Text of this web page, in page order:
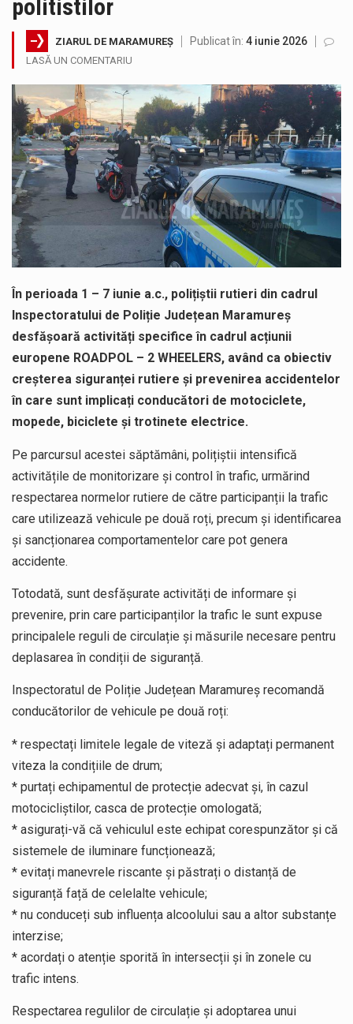
COD GALBEN. Interval de valabilitate: 07 august, ora 12.00 – 07 august, ora 23.00 / Fenomene vizate: instabilitate atmosferică, intensificări…
Proiectul de lege privind Strategia națională pentru conservarea biodiversității a fost din nou dezbătut ieri și în final adoptat de…
Pe scurt. Statuia lui PINTEA VITEAZU din fața Jandarmeriei Maramures a ajuns să fie zilele acestea mărul discordiei între administrații.…
Noile statii de călători, achizitionate la preț de garsonieră per bucată, dezamăgesc total cetățenii care folosesc mijloacele de transport în…
politistilor
ZIARUL DE MARAMUREȘ Publicat în: 4 iunie 2026
LASĂ UN COMENTARIU
În perioada 1 – 7 iunie a.c., polițiștii rutieri din cadrul
Inspectoratului de Poliție Județean Maramureș
desfășoară activități specifice în cadrul acțiunii
europene ROADPOL – 2 WHEELERS, având ca obiectiv
creșterea siguranței rutiere și prevenirea accidentelor
în care sunt implicați conducători de motociclete,
mopede, biciclete și trotinete electrice.
Pe parcursul acestei săptămâni, polițiștii intensifică
activitățile de monitorizare și control în trafic, urmărind
respectarea normelor rutiere de către participanții la trafic
care utilizează vehicule pe două roți, precum și identificarea
și sancționarea comportamentelor care pot genera
accidente.
Totodată, sunt desfășurate activități de informare și
prevenire, prin care participanților la trafic le sunt expuse
principalele reguli de circulație și măsurile necesare pentru
deplasarea în condiții de siguranță.
Inspectoratul de Poliție Județean Maramureș recomandă
conducătorilor de vehicule pe două roți:
* respectați limitele legale de viteză și adaptați permanent
viteza la condițiile de drum;
* purtați echipamentul de protecție adecvat și, în cazul
motocicliștilor, casca de protecție omologată;
* asigurați-vă că vehiculul este echipat corespunzător și că
sistemele de iluminare funcționează;
* evitați manevrele riscante și păstrați o distanță de
siguranță față de celelalte vehicule;
* nu conduceți sub influența alcoolului sau a altor substanțe
interzise;
* acordați o atenție sporită în intersecții și în zonele cu
trafic intens.
Respectarea regulilor de circulație și adoptarea unui